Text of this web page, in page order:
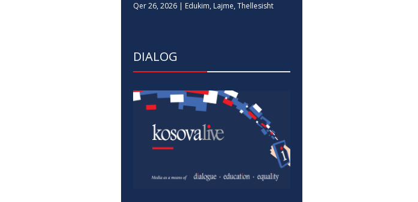
Qer 26, 2026 | Edukim, Lajme,Thellesisht
DIALOG